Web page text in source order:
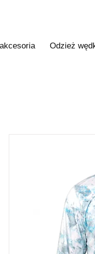
Odzież